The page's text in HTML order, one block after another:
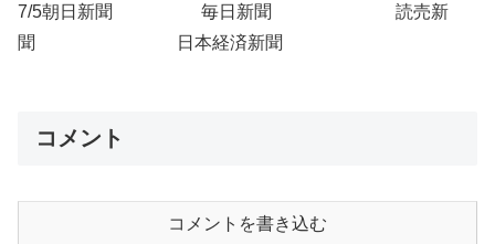
7/5朝日新聞 毎日新聞 読売新
聞 日本経済新聞
コメント
コメントを書き込む